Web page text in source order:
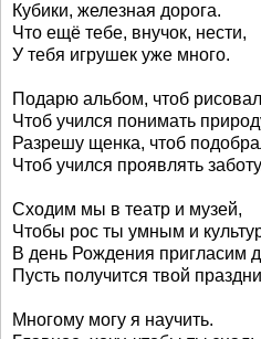
Кубики, железная дорога.
Что ещё тебе, внучок, нести,
У тебя игрушек уже много.
Подарю альбом, чтоб
Чтоб учился понимать
Разрешу щенка, чтоб
Чтоб учился проявлять
Сходим мы в театр и музей,
Чтобы рос ты умным и
В день Рождения пригласим
Пусть получится твой
Многому могу я научить.